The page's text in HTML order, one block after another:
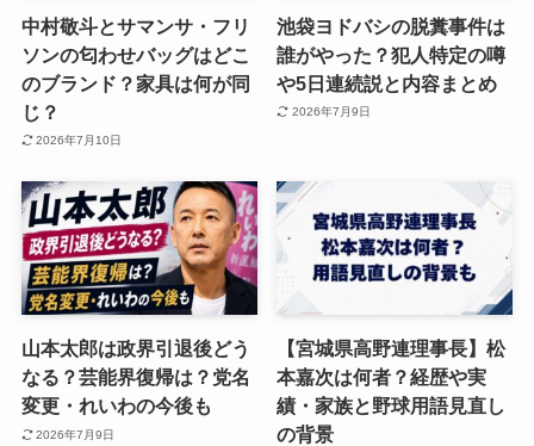
中村敬斗とサマンサ・フリ
ソンの匂わせバッグはどこ
のブランド？家具は何が同
じ？
2026年7月10日
池袋ヨドバシの脱糞事件は
誰がやった？犯人特定の噂
や5日連続説と内容まとめ
2026年7月9日
山本太郎は政界引退後どう
なる？芸能界復帰は？党名
変更・れいわの今後も
2026年7月9日
【宮城県高野連理事長】松
本嘉次は何者？経歴や実
績・家族と野球用語見直し
の背景